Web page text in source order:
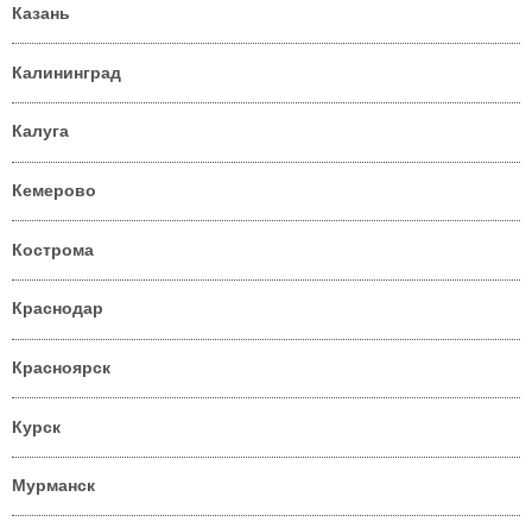
Казань
Калининград
Калуга
Кемерово
Кострома
Краснодар
Красноярск
Курск
Мурманск